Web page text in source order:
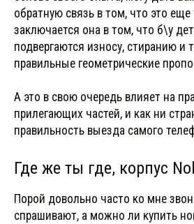
обратную связь в том, что это еще
заключается она в том, что б\у
подвергаются износу, стиранию и
правильные геометрические
А это в свою очередь влияет на
прилегающих частей, и как ни
правильность выезда самого
Где же ты где, корпус
Порой довольно часто ко мне
спрашивают, а можно ли купить